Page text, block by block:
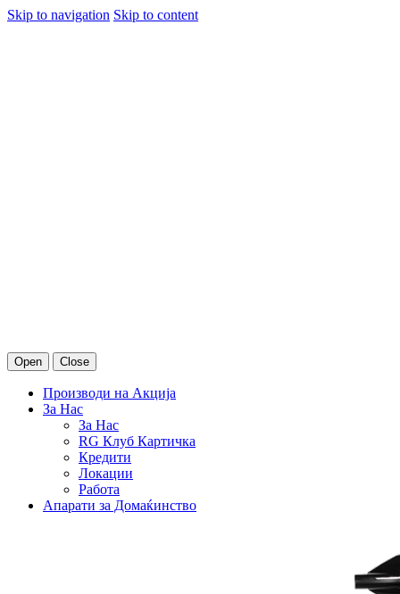
Skip to navigation Skip to content
Open Close
Производи на Акција
За Нас
За Нас
RG Клуб Картичка
Кредити
Локации
Работа
Апарати за Домаќинство